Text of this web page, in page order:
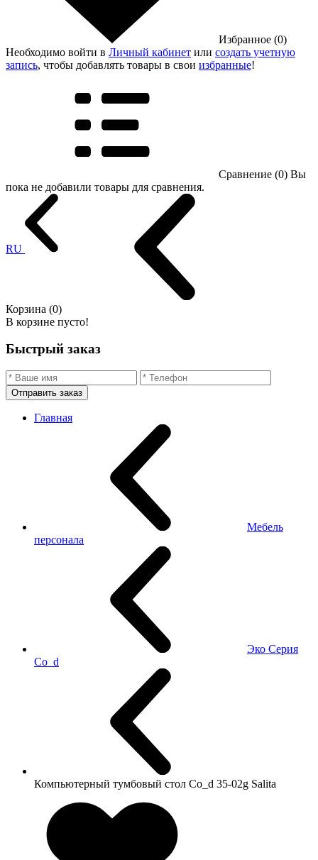
Избранное (0)
Необходимо войти в Личный кабинет или создать учетную
запись, чтобы добавлять товары в свои избранные!
Сравнение (0) Вы
пока не добавили товары для сравнения.
RU
Корзина (0)
В корзине пусто!
Быстрый заказ
Отправить заказ
Главная
Мебель
персонала
Эко Серия
Co_d
Компьютерный тумбовый стол Co_d 35-02g Salita